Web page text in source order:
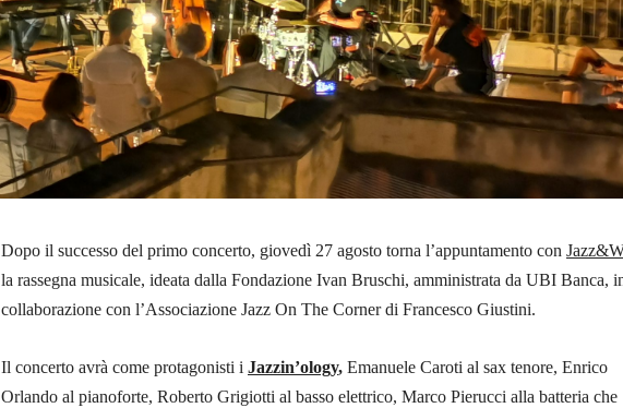
Dopo il successo del primo concerto, giovedì 27 agosto torna l’appuntamento con
la rassegna musicale, ideata dalla Fondazione Ivan Bruschi, amministrata da UBI Banca,
collaborazione con l’Associazione Jazz On The Corner di Francesco Giustini.
Il concerto avrà come protagonisti i Jazzin’ology, Emanuele Caroti al sax tenore, Enrico
Orlando al pianoforte, Roberto Grigiotti al basso elettrico, Marco Pierucci alla batteria che